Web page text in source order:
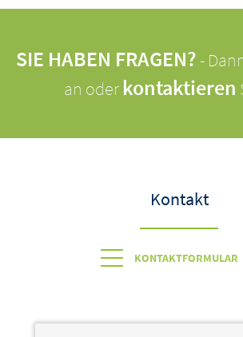
SIE HABEN FRAGEN? -
an oder kontaktieren
Kontakt
KONTAKTFORMULAR